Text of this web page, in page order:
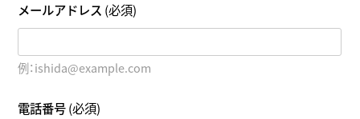
メールアドレス (必須)
例：ishida@example.com
電話番号(必須)